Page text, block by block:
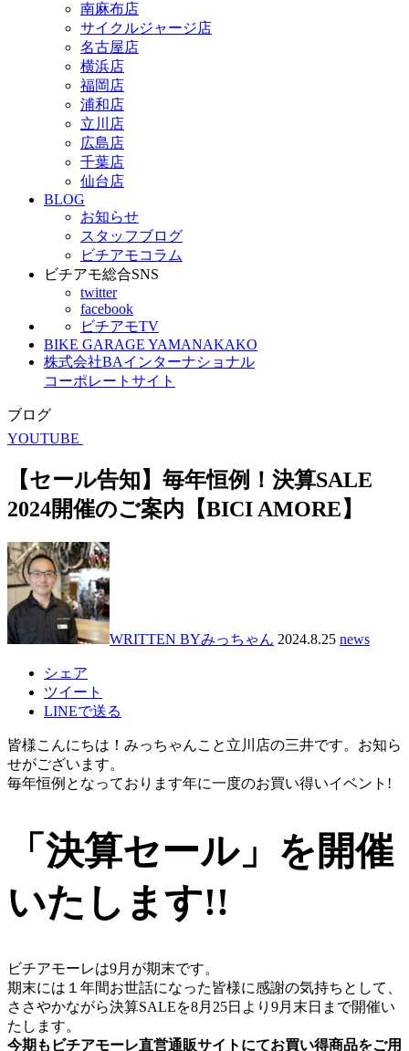
南麻布店
サイクルジャージ店
名古屋店
横浜店
福岡店
浦和店
立川店
広島店
千葉店
仙台店
BLOG
お知らせ
スタッフブログ
ビチアモコラム
ビチアモ総合SNS
twitter
facebook
ビチアモTV
BIKE GARAGE YAMANAKAKO
株式会社BAインターナショナル
コーポレートサイト
ブログ
YOUTUBE
【セール告知】毎年恒例！決算SALE
2024開催のご案内【BICI AMORE】
WRITTEN BYみっちゃん 2024.8.25 news
シェア
ツイート
LINEで送る
皆様こんにちは！みっちゃんこと立川店の三井です。お知ら
せがございます。
毎年恒例となっております年に一度のお買い得いイベント!
「 決算セール」を開催
いたします!!
ビチアモーレは9月が期末です。
期末には１年間お世話になった皆様に感謝の気持ちとして、
ささやかながら決算SALEを8月25日より9月末日まで開催い
たします。
今期もビチアモーレ直営通販サイトにてお買い得商品をご用